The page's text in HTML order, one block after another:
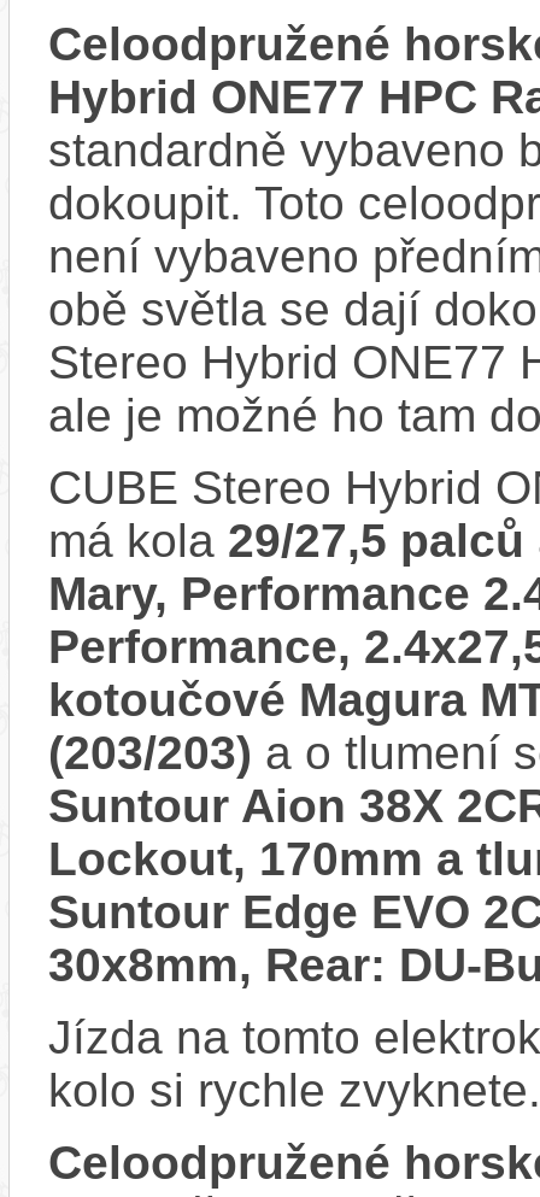
Celoodpružené
Hybrid ONE77 HPC
standardně vybaveno
dokoupit. Toto
není vybaveno
obě světla se dají
Stereo Hybrid ONE77
ale je možné ho tam
CUBE Stereo Hybrid
má kola 29/27,5 palců
Mary, Performance
Performance,
kotoučové Magura
(203/203) a o tlumení
Suntour Aion 38X
Lockout, 170mm a
Suntour Edge EVO
30x8mm, Rear: DU-
Jízda na tomto
kolo si rychle zvyknete.
Celoodpružené